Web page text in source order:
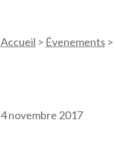
Accueil > Évenements >
4 novembre 2017